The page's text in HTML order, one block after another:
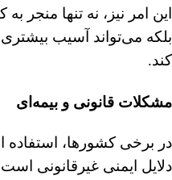
این امر نیز، نه تنها منجر
بلکه می‌تواند آسیب
کند.
مشکلات قانونی و بیمه‌ای
در برخی کشورها، استفاده
دلایل ایمنی غیرقانونی